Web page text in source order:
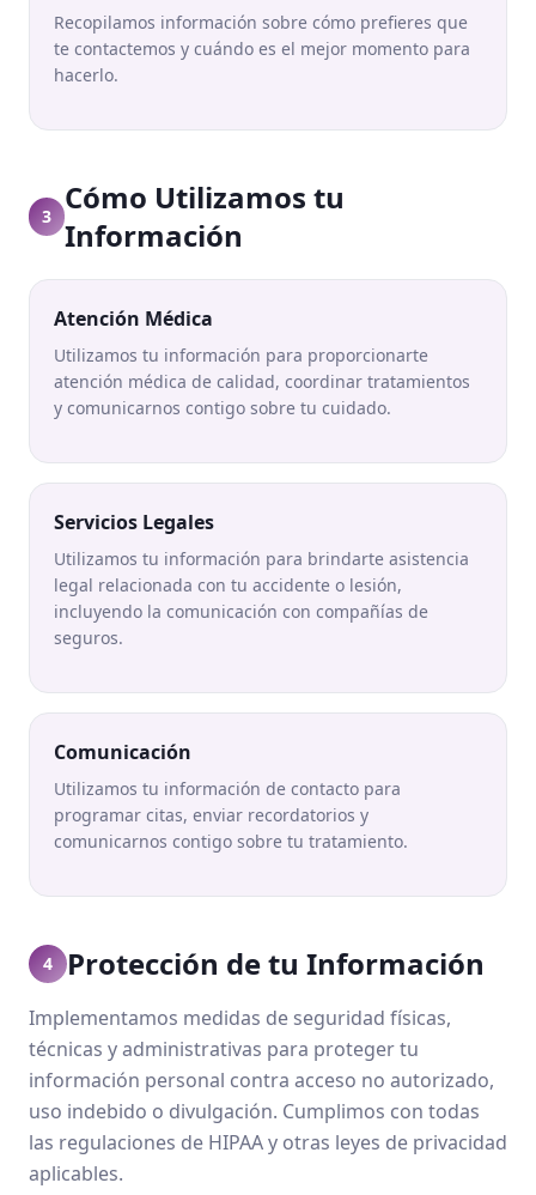
Recopilamos información sobre cómo prefieres que
te contactemos y cuándo es el mejor momento para
hacerlo.
3
Cómo Utilizamos tu
Información
Atención Médica
Utilizamos tu información para proporcionarte
atención médica de calidad, coordinar tratamientos
y comunicarnos contigo sobre tu cuidado.
Servicios Legales
Utilizamos tu información para brindarte asistencia
legal relacionada con tu accidente o lesión,
incluyendo la comunicación con compañías de
seguros.
Comunicación
Utilizamos tu información de contacto para
programar citas, enviar recordatorios y
comunicarnos contigo sobre tu tratamiento.
4 Protección de tu Información
Implementamos medidas de seguridad físicas,
técnicas y administrativas para proteger tu
información personal contra acceso no autorizado,
uso indebido o divulgación. Cumplimos con todas
las regulaciones de HIPAA y otras leyes de privacidad
aplicables.